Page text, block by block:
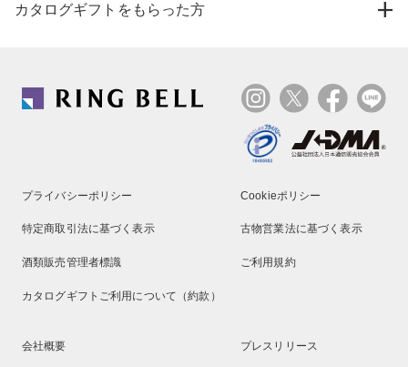
カタログギフトをもらった方
プライバシーポリシー Cookieポリシー
特定商取引法に基づく表示 古物営業法に基づく表示
酒類販売管理者標識 ご利用規約
カタログギフトご利用について（約款）
会社概要 プレスリリース